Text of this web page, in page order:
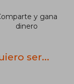
y gana
dinero
ser...